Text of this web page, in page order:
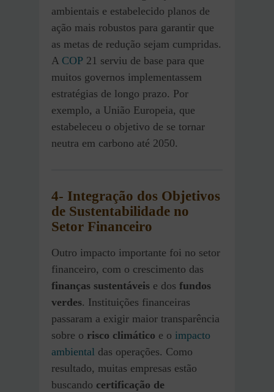
ambientais e estabelecido planos de
ação mais robustos para garantir que
as metas de redução sejam cumpridas.
A COP 21 serviu de base para que
muitos governos implementassem
estratégias de longo prazo. Por
exemplo, a União Europeia, que
estabeleceu o objetivo de se tornar
neutra em carbono até 2050.
4- Integração dos Objetivos
de Sustentabilidade no
Setor Financeiro
Outro impacto importante foi no setor
financeiro, com o crescimento das
finanças sustentáveis e dos fundos
verdes. Instituições financeiras
passaram a exigir maior transparência
sobre o risco climático e o impacto
ambiental das operações. Como
resultado, muitas empresas estão
buscando certificação de